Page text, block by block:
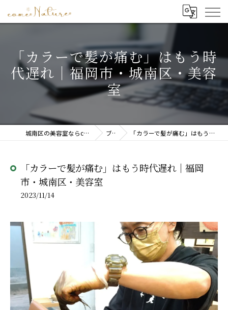
「カラーで髪が痛む」はもう時
代遅れ｜福岡市・城南区・美容
室
城南区の美容室ならcome Nature(カムナチュレ) ブログ 「カラーで髪が痛む」はもう時代遅れ｜福岡市・城南区・美容室
「カラーで髪が痛む」はもう時代遅れ｜福岡
市・城南区・美容室
2023/11/14